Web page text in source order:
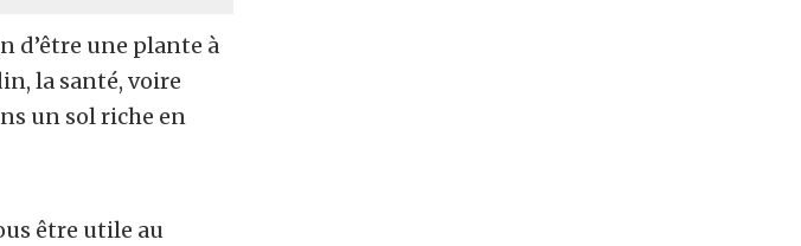
d’être une plante à
la santé, voire
un sol riche en
être utile au